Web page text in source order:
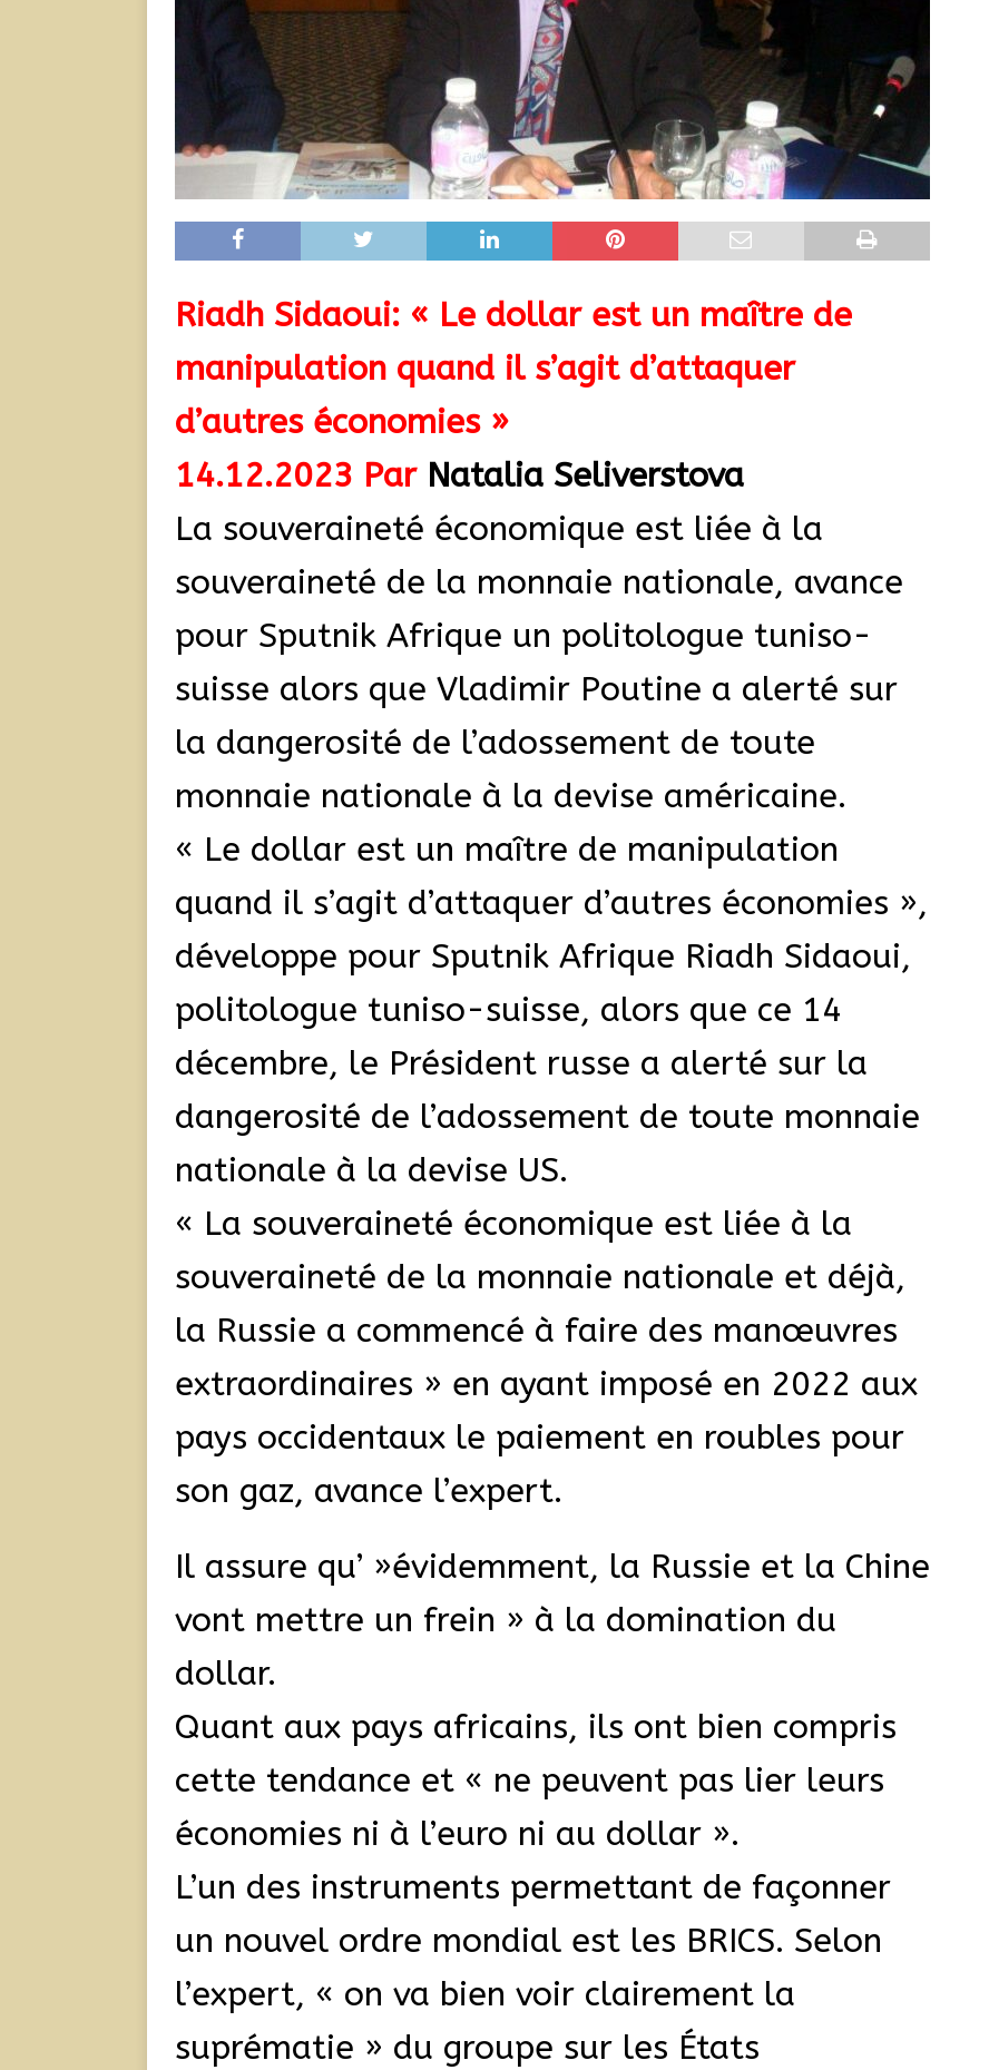
Riadh Sidaoui: « Le dollar est un maître de
manipulation quand il s’agit d’attaquer
d’autres économies »
14.12.2023 ParNatalia Seliverstova
La souveraineté économique est liée à la
souveraineté de la monnaie nationale, avance
pour Sputnik Afrique un politologue tuniso-
suisse alors que Vladimir Poutine a alerté sur
la dangerosité de l’adossement de toute
monnaie nationale à la devise américaine.
« Le dollar est un maître de manipulation
quand il s’agit d’attaquer d’autres économies »,
développe pour Sputnik Afrique Riadh Sidaoui,
politologue tuniso-suisse, alors que ce 14
décembre, le Président russe a alerté sur la
dangerosité de l’adossement de toute monnaie
nationale à la devise US.
« La souveraineté économique est liée à la
souveraineté de la monnaie nationale et déjà,
la Russie a commencé à faire des manœuvres
extraordinaires » en ayant imposé en 2022 aux
pays occidentaux le paiement en roubles pour
son gaz, avance l’expert.
Il assure qu’ »évidemment, la Russie et la Chine
vont mettre un frein » à la domination du
dollar.
Quant aux pays africains, ils ont bien compris
cette tendance et « ne peuvent pas lier leurs
économies ni à l’euro ni au dollar ».
L’un des instruments permettant de façonner
un nouvel ordre mondial est les BRICS. Selon
l’expert, « on va bien voir clairement la
suprématie » du groupe sur les États